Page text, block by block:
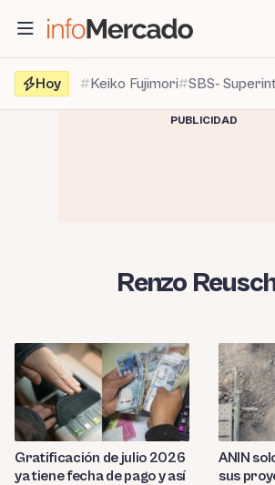
contenido
Hoy
Keiko Fujimori SBS-
PUBLICIDAD
Renzo
Gratificación de julio 2026
ya tiene fecha de pago y así
ANIN
sus